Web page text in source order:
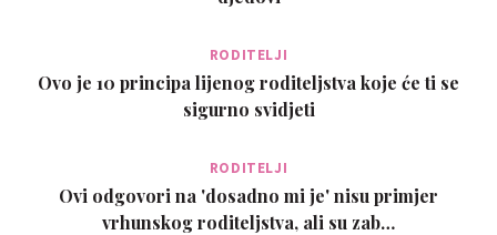
RODITELJI
Ovo je 10 principa lijenog roditeljstva koje će ti se
sigurno svidjeti
RODITELJI
Ovi odgovori na 'dosadno mi je' nisu primjer
vrhunskog roditeljstva, ali su zab…